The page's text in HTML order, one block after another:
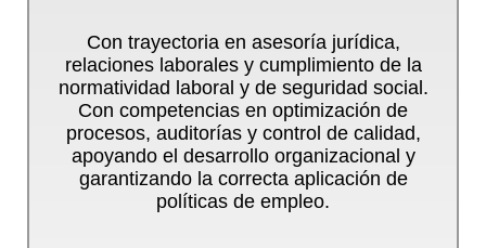
Con trayectoria en asesoría jurídica,
relaciones laborales y cumplimiento de la
normatividad laboral y de seguridad social.
Con competencias en optimización de
procesos, auditorías y control de calidad,
apoyando el desarrollo organizacional y
garantizando la correcta aplicación de
políticas de empleo.